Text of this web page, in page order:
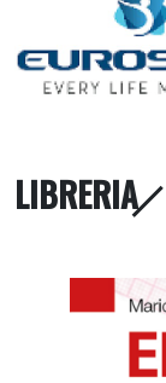
LIBRERIA